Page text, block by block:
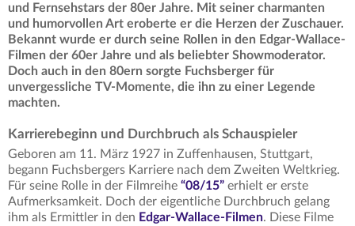
und Fernsehstars der 80er Jahre. Mit seiner charmanten
und humorvollen Art eroberte er die Herzen der Zuschauer.
Bekannt wurde er durch seine Rollen in den Edgar-Wallace-
Filmen der 60er Jahre und als beliebter Showmoderator.
Doch auch in den 80ern sorgte Fuchsberger für
unvergessliche TV-Momente, die ihn zu einer Legende
machten.
Karrierebeginn und Durchbruch als Schauspieler
Geboren am 11. März 1927 in Zuffenhausen, Stuttgart,
begann Fuchsbergers Karriere nach dem Zweiten Weltkrieg.
Für seine Rolle in der Filmreihe “08/15” erhielt er erste
Aufmerksamkeit. Doch der eigentliche Durchbruch gelang
ihm als Ermittler in den Edgar-Wallace-Filmen. Diese Filme